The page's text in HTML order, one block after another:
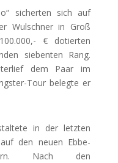
sicherten sich auf
Wulschner in Groß
€ dotierten
siebenten Rang.
dem Paar im
Tour belegte er
in der letzten
den neuen Ebbe-
Nach den